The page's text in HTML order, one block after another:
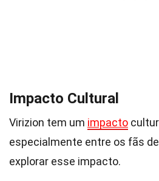
Impacto Cultural
Virizion tem um impacto
especialmente entre os fãs
explorar esse impacto.